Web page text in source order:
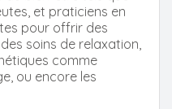
et praticiens en
pour offrir des
soins de relaxation,
comme
ou encore les